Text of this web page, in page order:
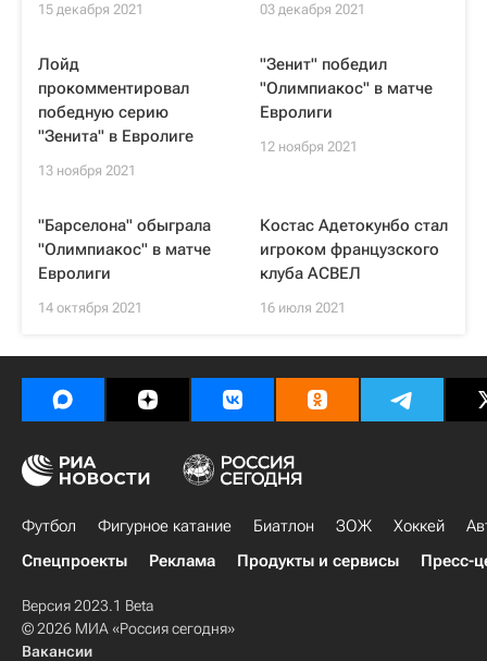
15 декабря 2021 03 декабря 2021
Лойд
прокомментировал
победную серию
"Зенита" в Евролиге
13 ноября 2021
"Зенит" победил
"Олимпиакос" в матче
Евролиги
12 ноября 2021
"Барселона" обыграла
"Олимпиакос" в матче
Евролиги
14 октября 2021
Костас Адетокунбо стал
игроком французского
клуба АСВЕЛ
16 июля 2021
Футбол Фигурное катание Биатлон ЗОЖ Хоккей
Спецпроекты
Реклама Продукты и сервисы Пресс-
Версия 2023.1 Beta
© 2026 МИА «Россия сегодня»
Вакансии